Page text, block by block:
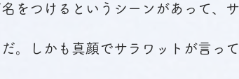
をつけるというシーンがあって、
。しかも真顔でサラワットが言って